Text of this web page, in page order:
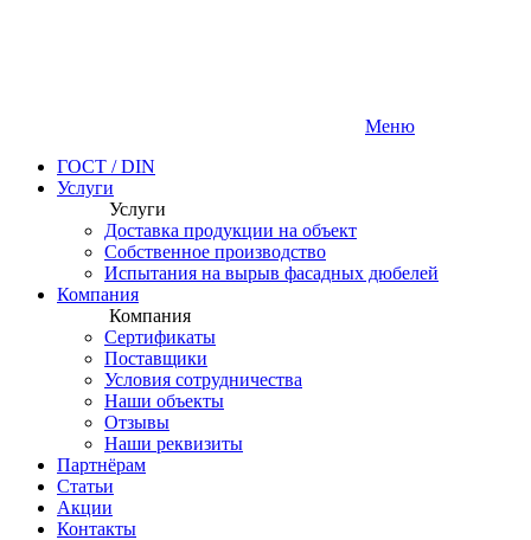
Меню
ГОСТ / DIN
Услуги
Услуги
Доставка продукции на объект
Собственное производство
Испытания на вырыв фасадных дюбелей
Компания
Компания
Сертификаты
Поставщики
Условия сотрудничества
Наши объекты
Отзывы
Наши реквизиты
Партнёрам
Статьи
Акции
Контакты